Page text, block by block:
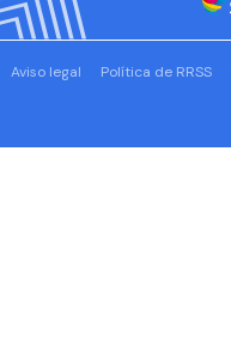
Aviso legal Política de RRSS